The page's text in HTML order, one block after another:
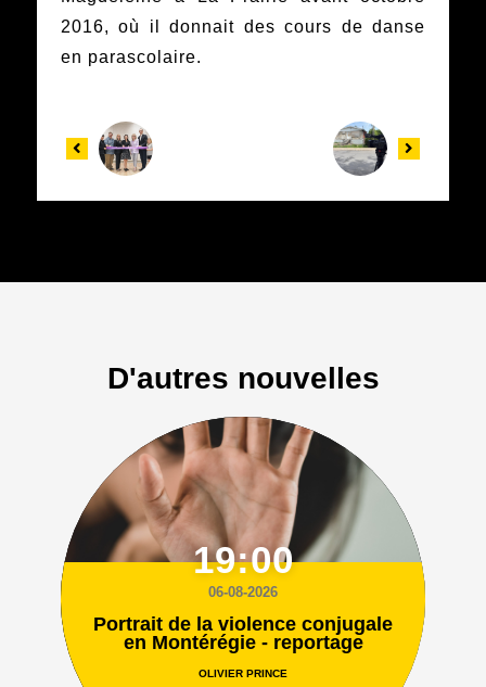
2016, où il donnait des cours de danse
en parascolaire.
D'autres nouvelles
19:00
06-08-2026
Portrait de la violence conjugale
en Montérégie - reportage
OLIVIER PRINCE